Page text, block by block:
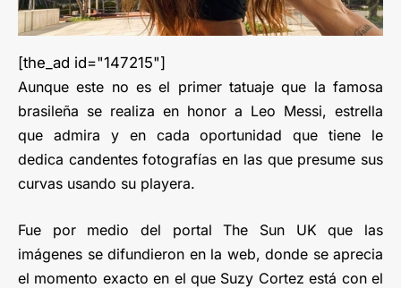
[the_ad id="147215"]
Aunque este no es el primer tatuaje que la famosa
brasileña se realiza en honor a Leo Messi, estrella
que admira y en cada oportunidad que tiene le
dedica candentes fotografías en las que presume sus
curvas usando su playera.
Fue por medio del portal The Sun UK que las
imágenes se difundieron en la web, donde se aprecia
el momento exacto en el que Suzy Cortez está con el